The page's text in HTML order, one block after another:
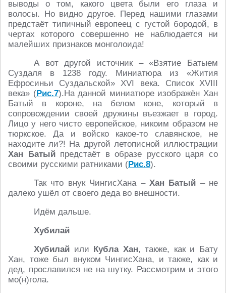
выводы о том, какого цвета были его глаза и
волосы. Но видно другое. Перед нашими глазами
предстаёт типичный европеец с густой бородой, в
чертах которого совершенно не наблюдается ни
малейших признаков монголоида!
А вот другой источник – «Взятие Батыем
Суздаля в 1238 году. Миниатюра из «Жития
Ефросиньи Суздальской» XVI века. Список XVIII
века» (Рис.7).На данной миниатюре изображён Хан
Батый в короне, на белом коне, который в
сопровождении своей дружины въезжает в город.
Лицо у него чисто европейское, никоим образом не
тюркское. Да и войско какое-то славянское, не
находите ли?! На другой летописной иллюстрации
Хан Батыйпредстаёт в образе русского царя со
своими русскими ратниками (Рис.8).
Так что внук ЧингисХана – Хан Батый – не
далеко ушёл от своего деда во внешности.
Идём дальше.
Хубилай
Хубилай или Кубла Хан, также, как и Бату
Хан, тоже был внуком ЧингисХана, и также, как и
дед, прославился не на шутку. Рассмотрим и этого
мо(н)гола.